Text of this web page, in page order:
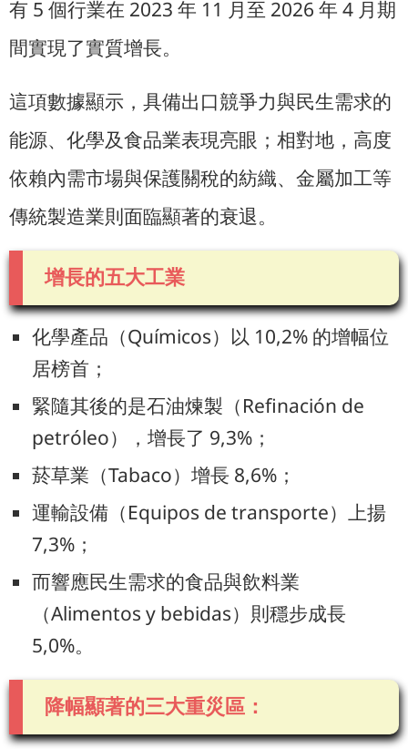
有 5 個行業在 2023 年 11 月至 2026 年 4 月期
間實現了實質增長。
這項數據顯示，具備出口競爭力與民生需求的
能源、化學及食品業表現亮眼；相對地，高度
依賴內需市場與保護關稅的紡織、金屬加工等
傳統製造業則面臨顯著的衰退。
增長的五大工業
化學產品（Químicos）以 10,2% 的增幅位
居榜首；
緊隨其後的是石油煉製（Refinación de
petróleo），增長了 9,3%；
菸草業（Tabaco）增長 8,6%；
運輸設備（Equipos de transporte）上揚
7,3%；
而響應民生需求的食品與飲料業
（Alimentos y bebidas）則穩步成長
5,0%。
降幅顯著的三大重災區：